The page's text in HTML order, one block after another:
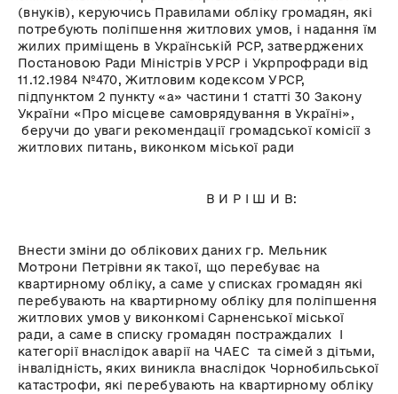
(внуків), керуючись Правилами обліку громадян, які
потребують поліпшення житлових умов, і надання їм
жилих приміщень в Українській РСР, затверджених
Постановою Ради Міністрів УРСР і Укрпрофради від
11.12.1984 №470, Житловим кодексом УРСР,
підпунктом 2 пункту «а» частини 1 статті 30 Закону
України «Про місцеве самоврядування в Україні»,
беручи до уваги рекомендації громадської комісії з
житлових питань, виконком міської ради
В И Р І Ш И В:
Внести зміни до облікових даних гр. Мельник
Мотрони Петрівни як такої, що перебуває на
квартирному обліку, а саме у списках громадян які
перебувають на квартирному обліку для поліпшення
житлових умов у виконкомі Сарненської міської
ради, а саме в списку громадян постраждалих І
категорії внаслідок аварії на ЧАЕС та сімей з дітьми,
інвалідність, яких виникла внаслідок Чорнобильської
катастрофи, які перебувають на квартирному обліку